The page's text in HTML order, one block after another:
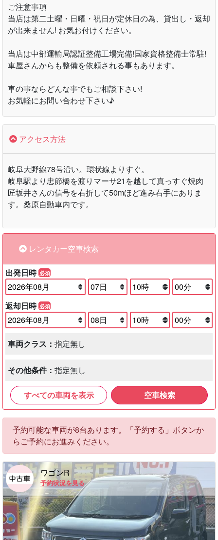
ご注意事項
当店は第二土曜・日曜・祝日が定休日の為、貸出し・返却
が出来ません! お気お付けください。
当店は中部運輸局認証整備工場完備!国家資格整備士常駐!
車屋さんからも整備を依頼される事もあります。
車の事ならどんな事でもご相談下さい!
お気軽にお問い合わせ下さい♪
アクセス方法
岐阜大野線78号沿い。環状線よりすぐ。
岐阜駅より忠節橋を渡りマーサ21を越して真っすぐ焼肉
匠坂井さんの信号を右折して50mほど進み右手にありま
す。桑原自動車内です。
レンタカー空車検索
出発日時 必須
返却日時 必須
車両クラス： 指定無し
その他条件： 指定無し
すべての車両を表示 空車検索
予約可能な車両が8台あります。「予約する」ボタンか
らご予約にお進みください。
ワゴンR
予約状況を見る